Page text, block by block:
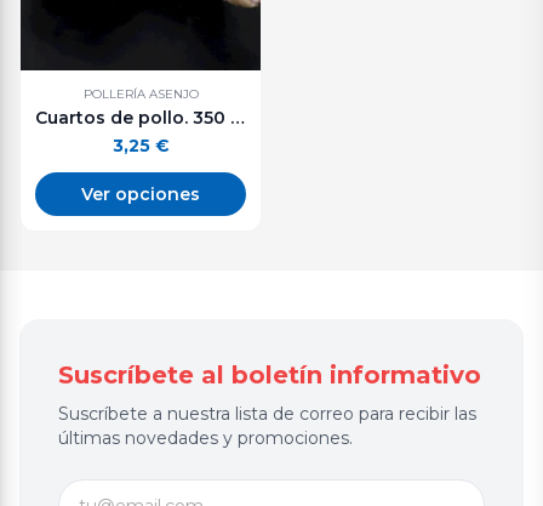
POLLERÍA ASENJO
Cuartos de pollo. 350 - 450 g. aprox.
3,25 €
Ver opciones
Suscríbete al boletín informativo
Suscríbete a nuestra lista de correo para recibir las
últimas novedades y promociones.